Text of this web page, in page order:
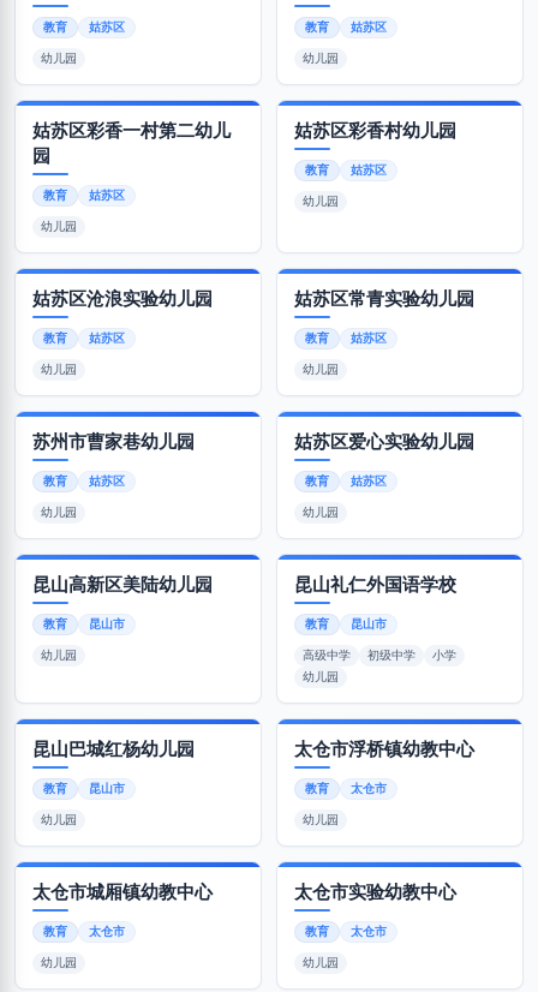
教育 姑苏区
幼儿园
教育 姑苏区
幼儿园
姑苏区彩香一村第二幼儿
园
教育 姑苏区
幼儿园
姑苏区彩香村幼儿园
教育 姑苏区
幼儿园
姑苏区沧浪实验幼儿园
教育 姑苏区
幼儿园
姑苏区常青实验幼儿园
教育 姑苏区
幼儿园
苏州市曹家巷幼儿园
教育 姑苏区
幼儿园
姑苏区爱心实验幼儿园
教育 姑苏区
幼儿园
昆山高新区美陆幼儿园
教育 昆山市
幼儿园
昆山礼仁外国语学校
教育 昆山市
高级中学 初级中学
小学
幼儿园
昆山巴城红杨幼儿园
教育 昆山市
幼儿园
太仓市浮桥镇幼教中心
教育 太仓市
幼儿园
太仓市城厢镇幼教中心
教育 太仓市
幼儿园
太仓市实验幼教中心
教育 太仓市
幼儿园